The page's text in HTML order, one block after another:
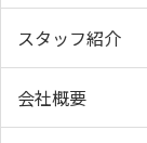
スタッフ紹介
会社概要